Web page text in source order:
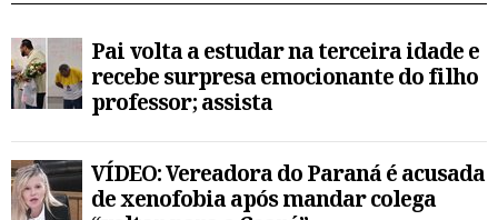
Pai volta a estudar na terceira idade e
recebe surpresa emocionante do filho
professor; assista
VÍDEO: Vereadora do Paraná é acusada
de xenofobia após mandar colega